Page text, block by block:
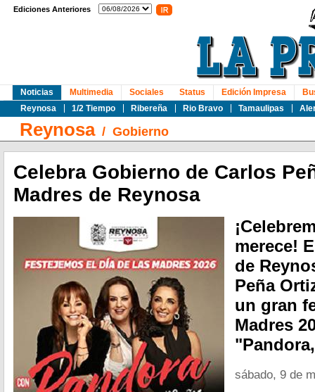
Ediciones Anteriores
Noticias
Reynosa
1/2 Tiempo Ribereña Rio Bravo Tamaulipas
Multimedia Sociales Status Edición Impresa
Reynosa/ Gobierno
Celebra Gobierno de Carlos
Madres de Reynosa
merece!
de
Peña
un gran
Madres
sábado, 9 de